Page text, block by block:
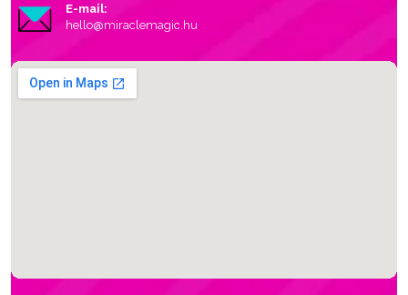
E-mail:
hello@miraclemagic.hu